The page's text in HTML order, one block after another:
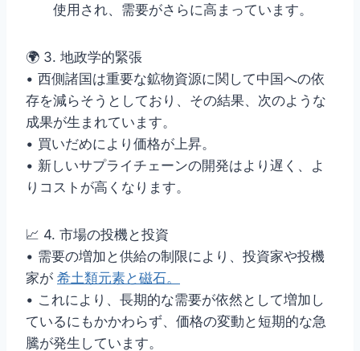
使用され、需要がさらに高まっています。
🌍 3. 地政学的緊張
• 西側諸国は重要な鉱物資源に関して中国への依
存を減らそうとしており、その結果、次のような
成果が生まれています。
• 買いだめにより価格が上昇。
• 新しいサプライチェーンの開発はより遅く、よ
りコストが高くなります。
📈 4. 市場の投機と投資
• 需要の増加と供給の制限により、投資家や投機
家が 希土類元素と磁石。
• これにより、長期的な需要が依然として増加し
ているにもかかわらず、価格の変動と短期的な急
騰が発生しています。